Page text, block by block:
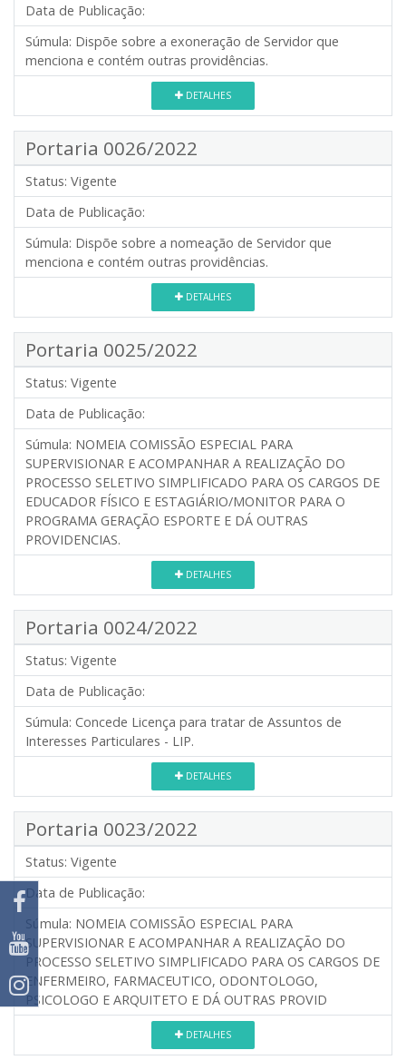
Data de Publicação:
Súmula: Dispõe sobre a exoneração de Servidor que
menciona e contém outras providências.
DETALHES
Portaria 0026/2022
Status: Vigente
Data de Publicação:
Súmula: Dispõe sobre a nomeação de Servidor que
menciona e contém outras providências.
DETALHES
Portaria 0025/2022
Status: Vigente
Data de Publicação:
Súmula: NOMEIA COMISSÃO ESPECIAL PARA
SUPERVISIONAR E ACOMPANHAR A REALIZAÇÃO DO
PROCESSO SELETIVO SIMPLIFICADO PARA OS CARGOS DE
EDUCADOR FÍSICO E ESTAGIÁRIO/MONITOR PARA O
PROGRAMA GERAÇÃO ESPORTE E DÁ OUTRAS
PROVIDENCIAS.
DETALHES
Portaria 0024/2022
Status: Vigente
Data de Publicação:
Súmula: Concede Licença para tratar de Assuntos de
Interesses Particulares - LIP.
DETALHES
Portaria 0023/2022
Status: Vigente
Data de Publicação:
Súmula: NOMEIA COMISSÃO ESPECIAL PARA
SUPERVISIONAR E ACOMPANHAR A REALIZAÇÃO DO
PROCESSO SELETIVO SIMPLIFICADO PARA OS CARGOS DE
ENFERMEIRO, FARMACEUTICO, ODONTOLOGO,
PSICOLOGO E ARQUITETO E DÁ OUTRAS PROVID
DETALHES